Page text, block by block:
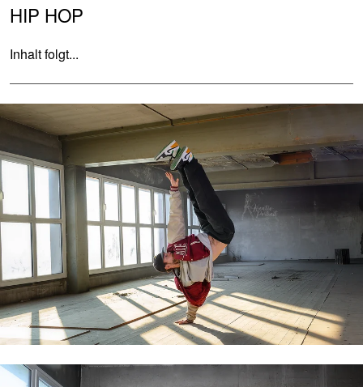
HIP HOP
Inhalt folgt...